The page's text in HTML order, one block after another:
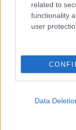
related to
functionality
user
Data